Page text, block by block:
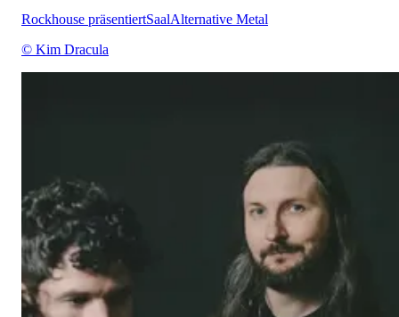
Rockhouse präsentiertSaalAlternative Metal
© Kim Dracula